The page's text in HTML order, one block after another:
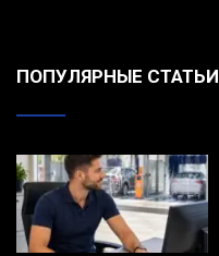
ПОПУЛЯРНЫЕ СТАТЬИ